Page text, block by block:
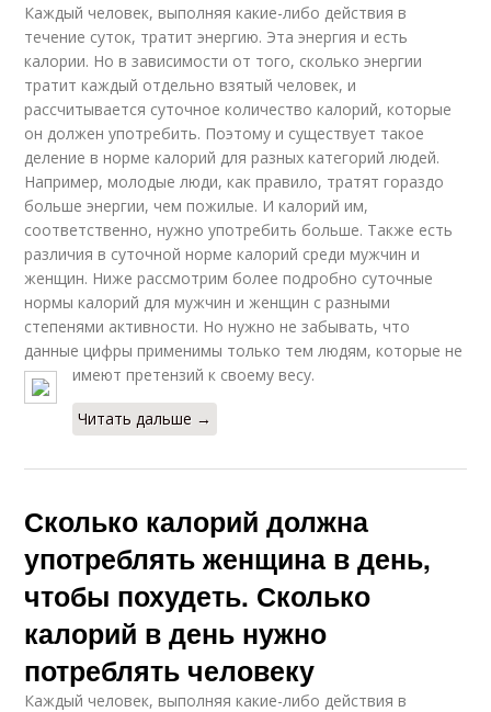
Каждый человек, выполняя какие-либо действия в
течение суток, тратит энергию. Эта энергия и есть
калории. Но в зависимости от того, сколько энергии
тратит каждый отдельно взятый человек, и
рассчитывается суточное количество калорий, которые
он должен употребить. Поэтому и существует такое
деление в норме калорий для разных категорий людей.
Например, молодые люди, как правило, тратят гораздо
больше энергии, чем пожилые. И калорий им,
соответственно, нужно употребить больше. Также есть
различия в суточной норме калорий среди мужчин и
женщин. Ниже рассмотрим более подробно суточные
нормы калорий для мужчин и женщин с разными
степенями активности. Но нужно не забывать, что
данные цифры применимы только тем людям, которые не
имеют претензий к своему весу.
Читать дальше →
Сколько калорий должна
употреблять женщина в день,
чтобы похудеть. Сколько
калорий в день нужно
потреблять человеку
Каждый человек, выполняя какие-либо действия в